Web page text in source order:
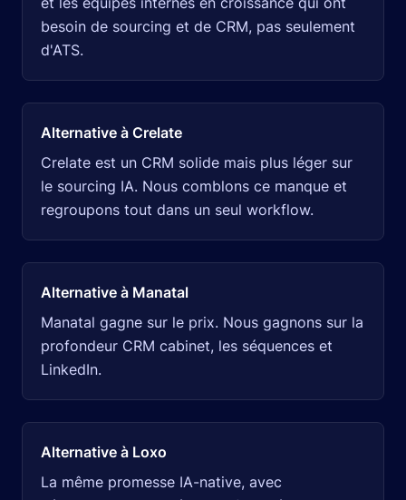
besoin de sourcing et de CRM, pas seulement
d'ATS.
Alternative à Crelate
Crelate est un CRM solide mais plus léger sur
le sourcing IA. Nous comblons ce manque et
regroupons tout dans un seul workflow.
Alternative à Manatal
Manatal gagne sur le prix. Nous gagnons sur la
profondeur CRM cabinet, les séquences et
LinkedIn.
Alternative à Loxo
La même promesse IA-native, avec